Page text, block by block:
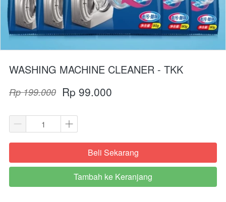
WASHING MACHINE CLEANER - TKK
Rp 199.000 Rp 99.000
`Beli Sekarang
`
Tambah ke Keranjang